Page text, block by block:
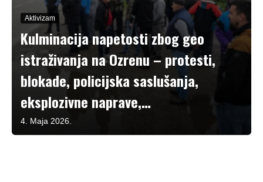
Aktivizam
Kulminacija napetosti zbog geo
istraživanja na Ozrenu – protesti,
blokade, policijska saslušanja,
eksplozivne naprave,…
4. Maja 2026.